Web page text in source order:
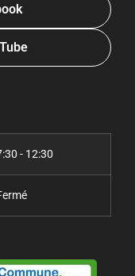
- 12:30